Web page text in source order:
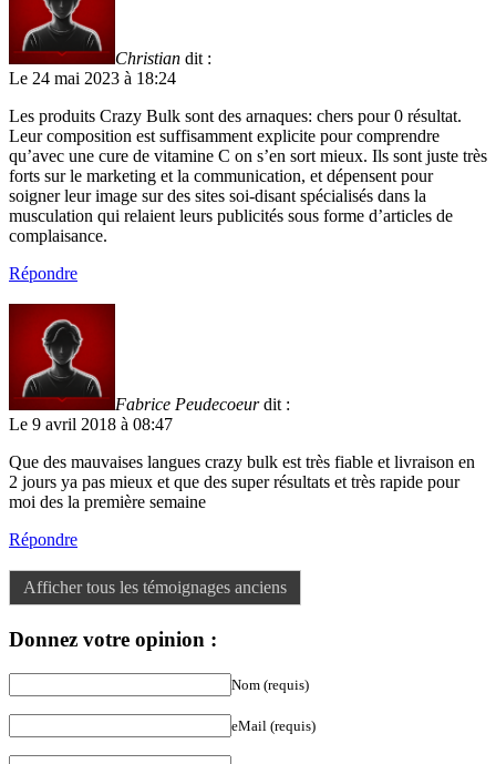
Christian dit :
Le 24 mai 2023 à 18:24
Les produits Crazy Bulk sont des arnaques: chers pour 0 résultat.
Leur composition est suffisamment explicite pour comprendre
qu’avec une cure de vitamine C on s’en sort mieux. Ils sont juste très
forts sur le marketing et la communication, et dépensent pour
soigner leur image sur des sites soi-disant spécialisés dans la
musculation qui relaient leurs publicités sous forme d’articles de
complaisance.
Répondre
Fabrice Peudecoeur dit :
Le 9 avril 2018 à 08:47
Que des mauvaises langues crazy bulk est très fiable et livraison en
2 jours ya pas mieux et que des super résultats et très rapide pour
moi des la première semaine
Répondre
Afficher tous les témoignages anciens
Donnez votre opinion :
Nom (requis)
eMail (requis)